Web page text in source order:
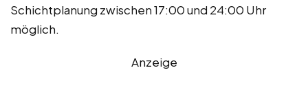
Schichtplanung zwischen 17:00 und 24:00 Uhr
möglich.
Anzeige